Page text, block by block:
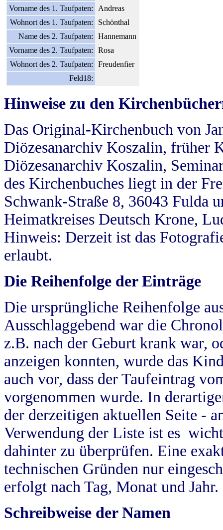
Vorname des 1. Taufpaten:
Andreas
Wohnort des 1. Taufpaten:
Schönthal
Name des 2. Taufpaten:
Hannemann
Vorname des 2. Taufpaten:
Rosa
Wohnort des 2. Taufpaten:
Freudenfier
Feld18:
Hinweise zu den
Das Original-Kirchenbuch von
Diözesanarchiv Koszalin, früher
Diözesanarchiv Koszalin,
des Kirchenbuches liegt in der
Schwank-Straße 8, 36043 Fulda
Heimatkreises Deutsch Krone,
Hinweis: Derzeit ist das
erlaubt.
Die Reihenfolge der Einträge
Die ursprüngliche Reihenfolge
Ausschlaggebend war die
z.B. nach der Geburt krank war,
anzeigen konnten, wurde das
auch vor, dass der Taufeintrag
vorgenommen wurde. In
der derzeitigen aktuellen Seite -
Verwendung der Liste ist es
dahinter zu überprüfen. Eine
technischen Gründen nur
erfolgt nach Tag, Monat und Jahr.
Schreibweise der Namen